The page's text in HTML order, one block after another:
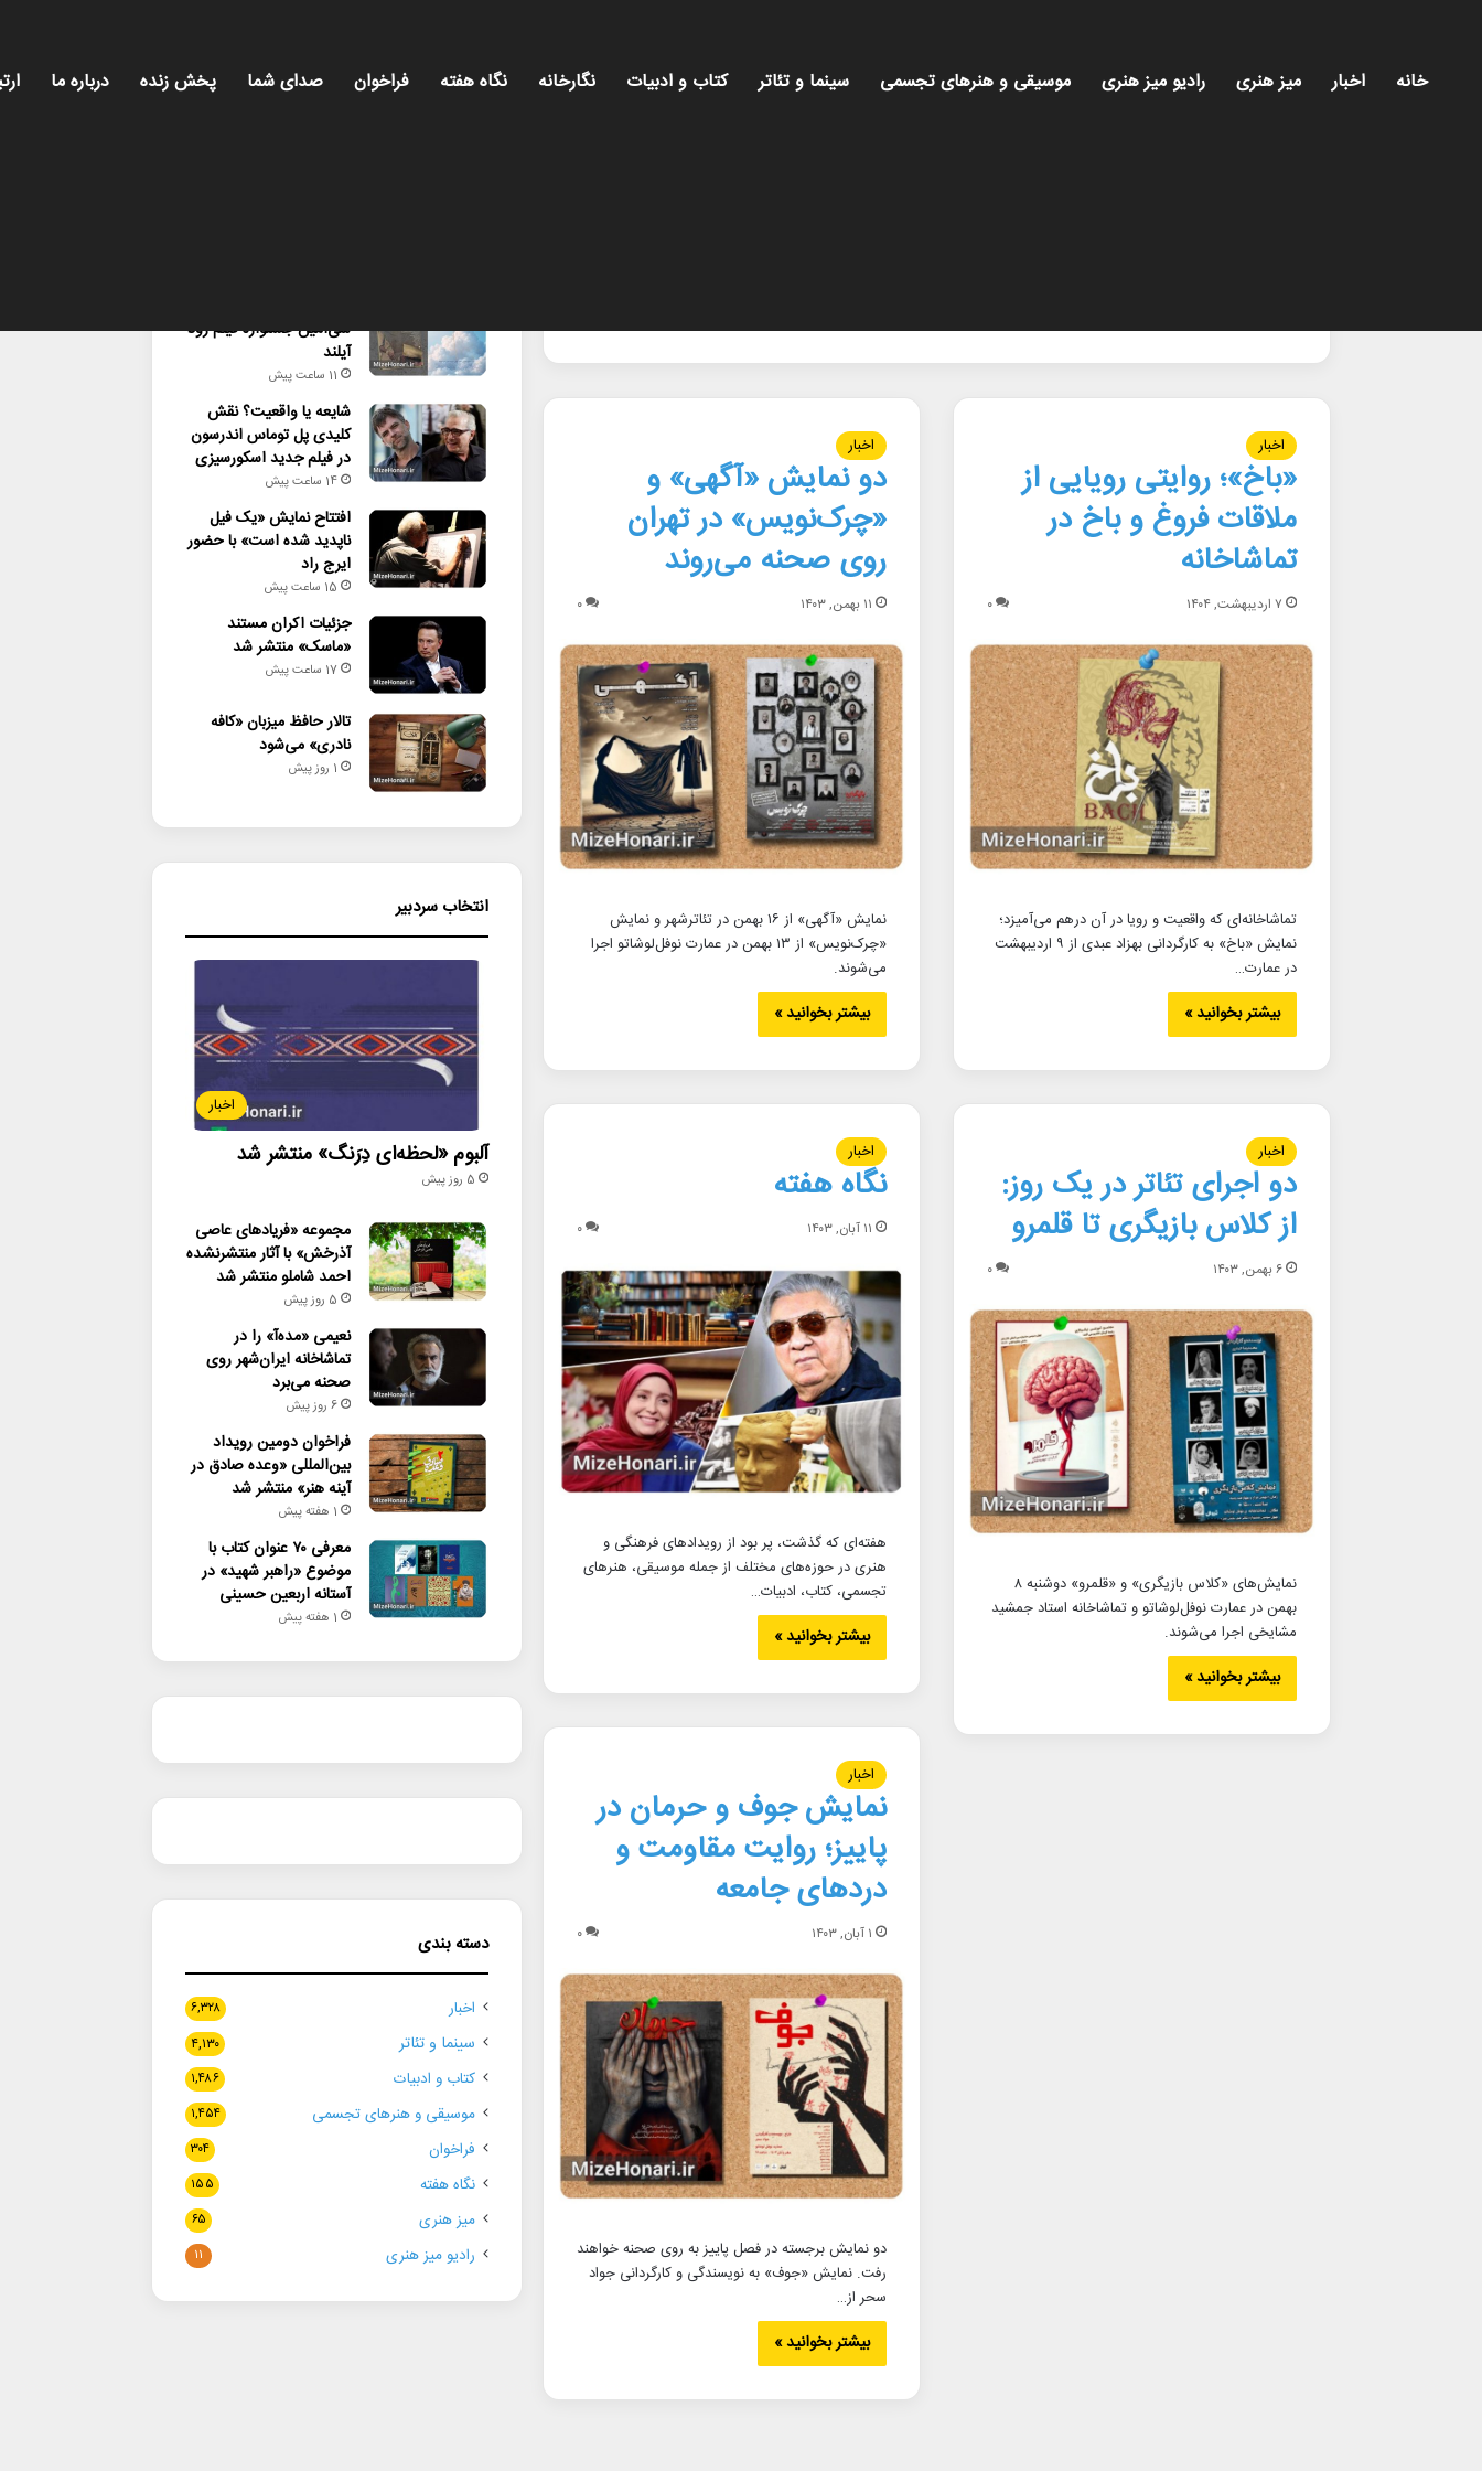
خانه اخبار میز هنری رادیو میز هنری موسیقی و هنرهای تجسمی سینما و تئاتر کتاب و ادبیات نگارخانه نگاه هفته فراخوان صدای شما پخش زنده درباره ما
اخبار
«باخ»؛ روایتی رویایی از
ملاقات فروغ و باخ در
تماشاخانه
۷ اردیبهشت, ۱۴۰۴ ۰
تماشاخانه‌ای که واقعیت و رویا در آن درهم می‌آمیزد؛
نمایش «باخ» به کارگردانی بهزاد عبدی از ۹ اردیبهشت
در عمارت…
بیشتر بخوانید »
اخبار
دو نمایش «آگهی» و
«چرک‌نویس» در تهران
روی صحنه می‌روند
۱۱ بهمن, ۱۴۰۳ ۰
نمایش «آگهی» از ۱۶ بهمن در تئاترشهر و نمایش
«چرک‌نویس» از ۱۳ بهمن در عمارت نوفل‌لوشاتو اجرا
می‌شوند.
بیشتر بخوانید »
اخبار
دو اجرای تئاتر در یک روز:
از کلاس بازیگری تا قلمرو
۶ بهمن, ۱۴۰۳ ۰
نمایش‌های «کلاس بازیگری» و «قلمرو» دوشنبه ۸
بهمن در عمارت نوفل‌لوشاتو و تماشاخانه استاد جمشید
مشایخی اجرا می‌شوند.
بیشتر بخوانید »
اخبار
نگاه هفته
۱۱ آبان, ۱۴۰۳ ۰
هفته‌ای که گذشت، پر بود از رویدادهای فرهنگی و
هنری در حوزه‌های مختلف از جمله موسیقی، هنرهای
تجسمی، کتاب، ادبیات…
بیشتر بخوانید »
اخبار
نمایش جوف و حرمان در
پاییز؛ روایت مقاومت و
دردهای جامعه
۱ آبان, ۱۴۰۳ ۰
دو نمایش برجسته در فصل پاییز به روی صحنه خواهند
رفت. نمایش «جوف» به نویسندگی و کارگردانی جواد
سحر از…
بیشتر بخوانید »
سی‌امین جشنواره فیلم رود
آیلند
11 ساعت پیش
شایعه یا واقعیت؟ نقش
کلیدی پل توماس اندرسون
در فیلم جدید اسکورسیزی
14 ساعت پیش
افتتاح نمایش «یک فیل
ناپدید شده است» با حضور
ایرج راد
15 ساعت پیش
جزئیات اکران مستند
«ماسک» منتشر شد
17 ساعت پیش
تالار حافظ میزبان «کافه
نادری» می‌شود
1 روز پیش
انتخاب سردبیر
اخبار
آلبوم «لحظه‌ای دِرَنگ» منتشر شد
5 روز پیش
مجموعه «فریادهای عاصی
آذرخش» با آثار منتشرنشده
احمد شاملو منتشر شد
5 روز پیش
نعیمی «مده‌آ» را در
تماشاخانه ایران‌شهر روی
صحنه می‌برد
6 روز پیش
فراخوان دومین رویداد
بین‌المللی «وعده صادق در
آینه هنر» منتشر شد
1 هفته پیش
معرفی ۷۰ عنوان کتاب با
موضوع «راهبر شهید» در
آستانه اربعین حسینی
1 هفته پیش
دسته بندی
اخبار ۶,۳۲۸
سینما و تئاتر ۴,۱۳۰
کتاب و ادبیات ۱,۴۸۶
موسیقی و هنرهای تجسمی ۱,۴۵۴
فراخوان ۳۰۴
نگاه هفته ۱۵۵
میز هنری ۶۵
رادیو میز هنری ۱۱